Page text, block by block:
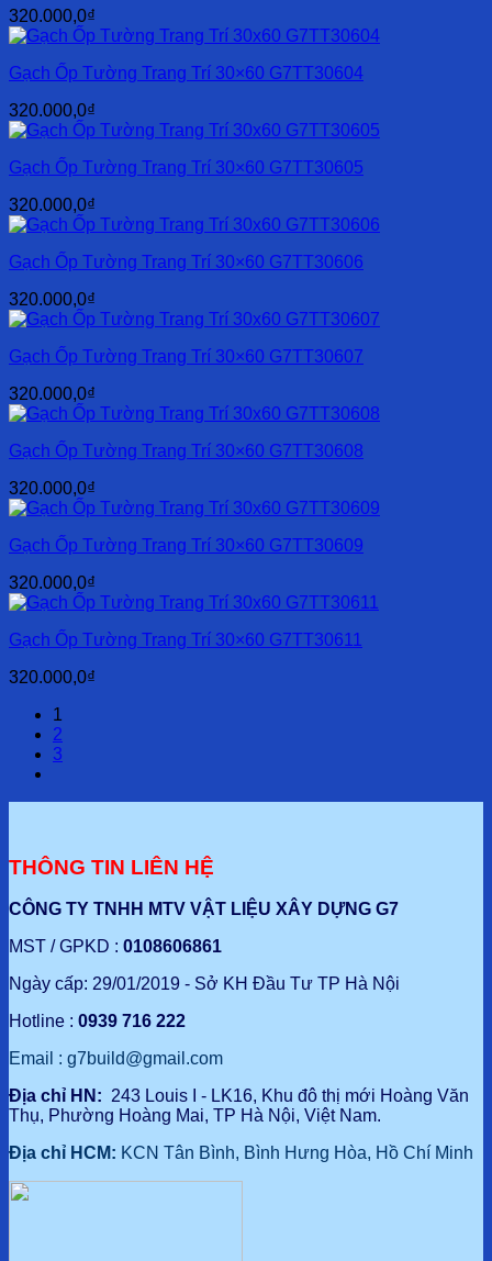
320.000,0₫
Gạch Ốp Tường Trang Trí 30×60 G7TT30604
320.000,0₫
Gạch Ốp Tường Trang Trí 30×60 G7TT30605
320.000,0₫
Gạch Ốp Tường Trang Trí 30×60 G7TT30606
320.000,0₫
Gạch Ốp Tường Trang Trí 30×60 G7TT30607
320.000,0₫
Gạch Ốp Tường Trang Trí 30×60 G7TT30608
320.000,0₫
Gạch Ốp Tường Trang Trí 30×60 G7TT30609
320.000,0₫
Gạch Ốp Tường Trang Trí 30×60 G7TT30611
320.000,0₫
1
2
3
THÔNG TIN LIÊN HỆ
CÔNG TY TNHH MTV VẬT LIỆU XÂY DỰNG G7
MST / GPKD : 0108606861
Ngày cấp: 29/01/2019 - Sở KH Đầu Tư TP Hà Nội
Hotline : 0939 716 222
Email : g7build@gmail.com
Địa chỉ HN: 243 Louis I - LK16, Khu đô thị mới Hoàng Văn
Thụ, Phường Hoàng Mai, TP Hà Nội, Việt Nam.
Địa chỉ HCM: KCN Tân Bình, Bình Hưng Hòa, Hồ Chí Minh